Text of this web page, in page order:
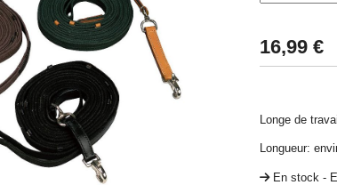
16,99€
Longe de
Longueur:
En stock -